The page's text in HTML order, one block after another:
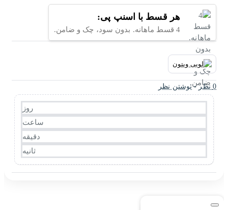
هر قسط با اسنپ پی:
4 قسط ماهانه. بدون سود، چک و ضامن.
0 نظر - نوشتن نظر
روز
ساعت
دقیقه
ثانیه